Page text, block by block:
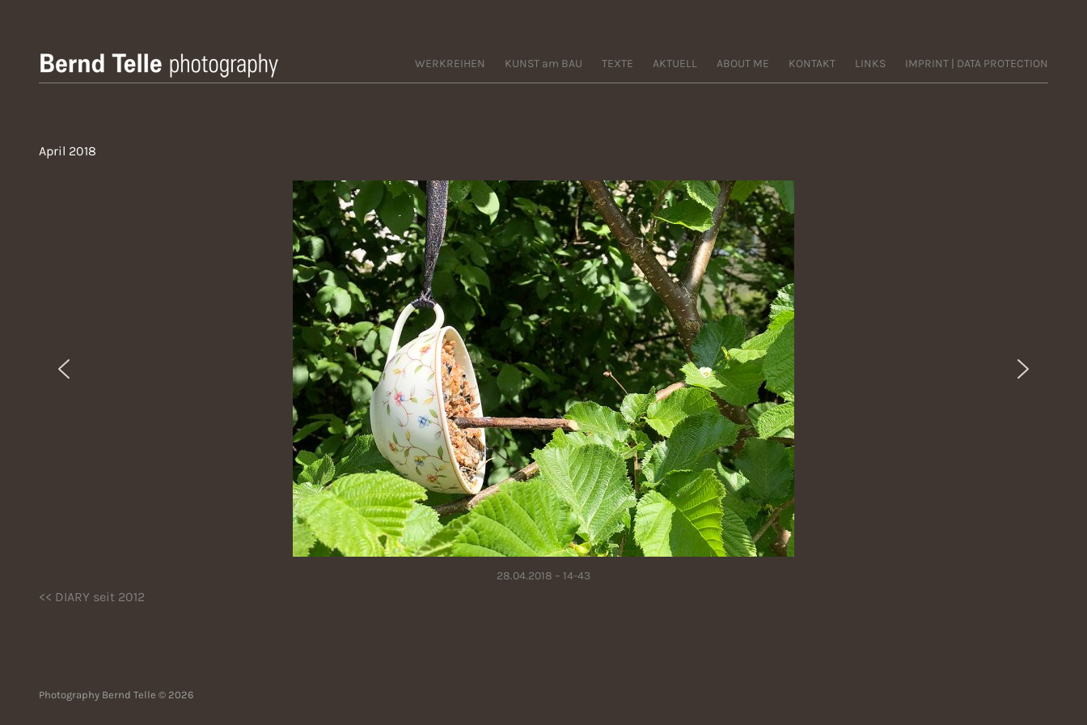
WERKREIHEN KUNST am BAU TEXTE AKTUELL ABOUT ME KONTAKT LINKS IMPRINT | DATA PROTECTION
April 2018
28.04.2018 – 14-43
<< DIARY seit 2012
Photography Bernd Telle © 2026